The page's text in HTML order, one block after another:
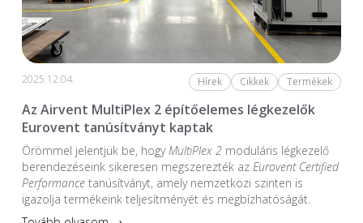
2025.12.04. Hírek Cikkek Termékek
Az Airvent MultiPlex 2 építőelemes légkezelők
Eurovent tanúsítványt kaptak
Örömmel jelentjük be, hogyMultiPlex 2moduláris légkezelő
berendezéseink sikeresen megszerezték az Eurovent Certified
Performancetanúsítványt, amely nemzetközi szinten is
igazolja termékeink teljesítményét és megbízhatóságát.